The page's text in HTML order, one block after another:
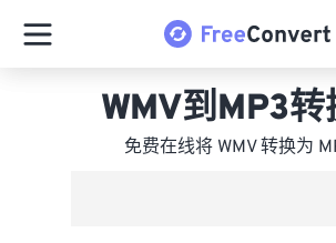
WMV到MP3
免费在线将 WMV 转换为